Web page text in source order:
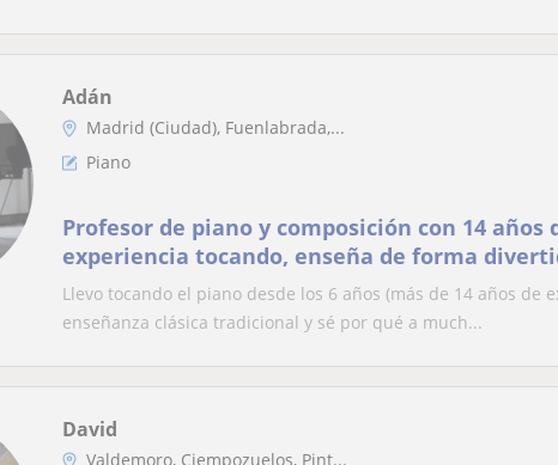
Adán
Madrid (Ciudad), Fuenlabrada,...
Piano
Profesor de piano y composición con 14 años
experiencia tocando, enseña de forma
Llevo tocando el piano desde los 6 años (más de 14 años de
enseñanza clásica tradicional y sé por qué a much...
David
Valdemoro, Ciempozuelos, Pint...